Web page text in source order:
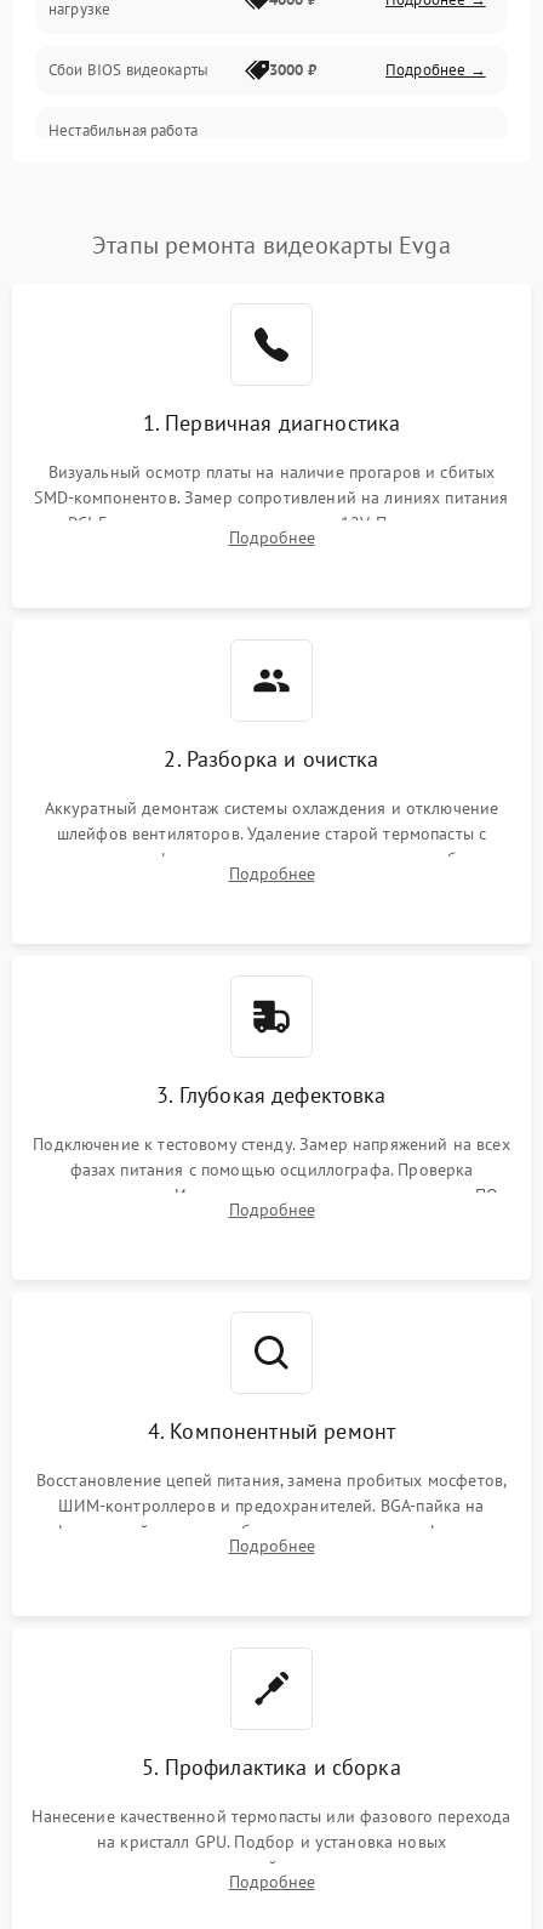
Электропитание
ПО
Электронные компоненты
Общие поломки
Механические повреждения
нагрузке
Сбои BIOS видеокарты 3000 ₽ Подробнее →
Нестабильная работа
Этапы ремонта видеокарты Evga
1. Первичная диагностика
Визуальный осмотр платы на наличие прогаров и сбитых
SMD-компонентов. Замер сопротивлений на линиях питания
PCI-E и дополнительных разъемах 12V. Проверка на
короткое замыкание основных дросселей питания GPU и
Подробнее
2. Разборка и очистка
Аккуратный демонтаж системы охлаждения и отключение
шлейфов вентиляторов. Удаление старой термопасты с
кристалла графического чипа и термопрокладок с банок
памяти и зоны VRM. Очистка платы от пыли и окислов.
Подробнее
3. Глубокая дефектовка
Подключение к тестовому стенду. Замер напряжений на всех
фазах питания с помощью осциллографа. Проверка
инициализации. Использование специализированного ПО
MATS
Подробнее
4. Компонентный ремонт
Восстановление цепей питания, замена пробитых мосфетов,
ШИМ-контроллеров и предохранителей. BGA-пайка на
инфракрасной станции реболлинг или замена графического
чипа и дефектной памяти GDDR. Прошивка BIOS
Подробнее
5. Профилактика и сборка
Нанесение качественной термопасты или фазового перехода
на кристалл GPU. Подбор и установка новых
термопрокладок правильной толщины на память и цепи
питания. Монтаж радиатора и бэкплейта, подключение и
Подробнее